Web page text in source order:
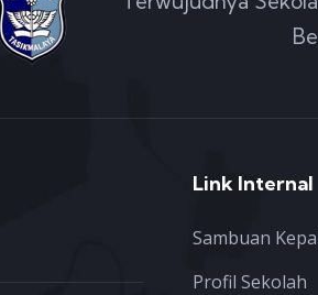
Link Internal
Sambuan
Profil Sekolah